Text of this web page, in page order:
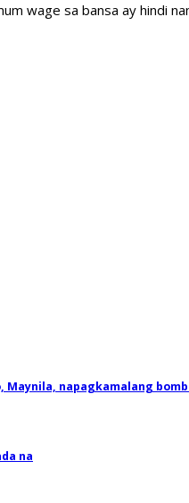
wage sa bansa ay hindi
Maynila, napagkamalang
na